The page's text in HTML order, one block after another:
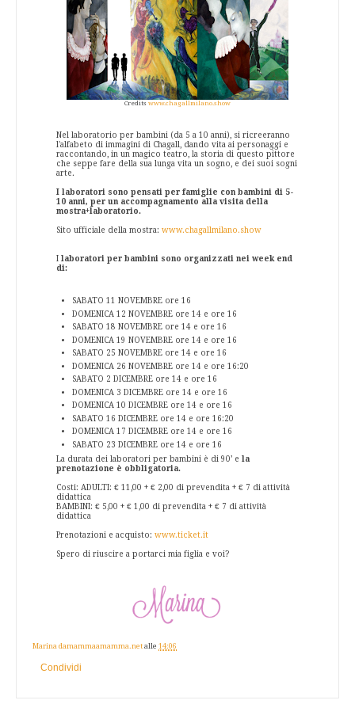
Credits www.chagallmilano.show
Nel laboratorio per bambini (da 5 a 10 anni), si ricreeranno
l'alfabeto di immagini di Chagall, dando vita ai personaggi e
raccontando, in un magico teatro, la storia di questo pittore
che seppe fare della sua lunga vita un sogno, e dei suoi sogni
arte.
I laboratori sono pensati per famiglie con bambini di 5-
10 anni, per un accompagnamento alla visita della
mostra+laboratorio.
Sito ufficiale della mostra: www.chagallmilano.show
I laboratori per bambini sono organizzati nei week end
di:
SABATO 11 NOVEMBRE ore 16
DOMENICA 12 NOVEMBRE ore 14 e ore 16
SABATO 18 NOVEMBRE ore 14 e ore 16
DOMENICA 19 NOVEMBRE ore 14 e ore 16
SABATO 25 NOVEMBRE ore 14 e ore 16
DOMENICA 26 NOVEMBRE ore 14 e ore 16:20
SABATO 2 DICEMBRE ore 14 e ore 16
DOMENICA 3 DICEMBRE ore 14 e ore 16
DOMENICA 10 DICEMBRE ore 14 e ore 16
SABATO 16 DICEMBRE ore 14 e ore 16:20
DOMENICA 17 DICEMBRE ore 14 e ore 16
SABATO 23 DICEMBRE ore 14 e ore 16
La durata dei laboratori per bambini è di 90’ e la
prenotazione è obbligatoria.
Costi: ADULTI: € 11,00 + € 2,00 di prevendita + € 7 di attività
didattica
BAMBINI: € 5,00 + € 1,00 di prevendita + € 7 di attività
didattica
Prenotazioni e acquisto: www.ticket.it
Spero di riuscire a portarci mia figlia e voi?
Marina damammaamamma.net alle 14:06
Condividi